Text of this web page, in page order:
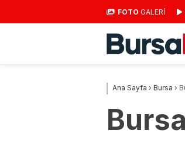
FOTO GALERİ
Ana Sayfa › Bursa ›